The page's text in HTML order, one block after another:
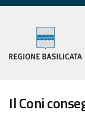
Il Coni